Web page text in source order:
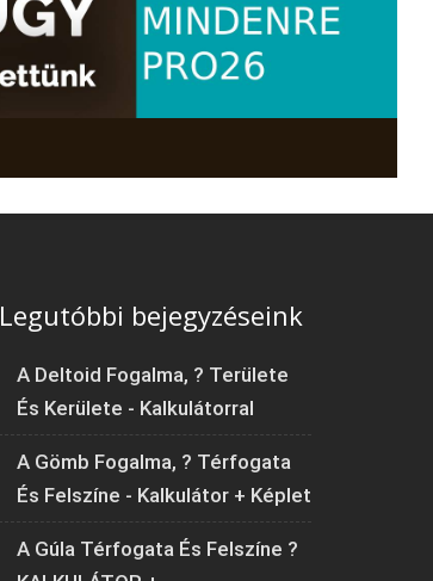
Legutóbbi bejegyzéseink
A Deltoid Fogalma, ? Területe
És Kerülete - Kalkulátorral
A Gömb Fogalma, ? Térfogata
És Felszíne - Kalkulátor + Képlet
A Gúla Térfogata És Felszíne ?